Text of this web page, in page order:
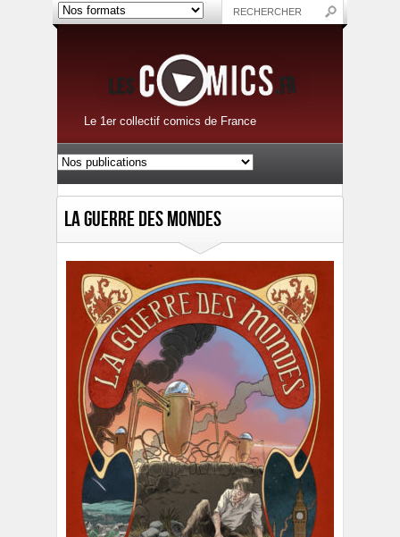
Le 1er collectif comics de France
La guerre des mondes